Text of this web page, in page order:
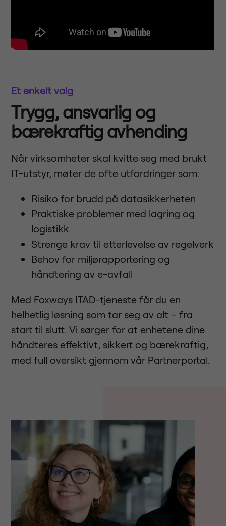
Et enkelt valg
Trygg, ansvarlig og
bærekraftig avhending
Når virksomheter skal kvitte seg med brukt
IT-utstyr, møter de ofte utfordringer som:
Risiko for brudd på datasikkerheten
Praktiske problemer med lagring og
logistikk
Strenge krav til etterlevelse av regelverk
Behov for miljørapportering og
håndtering av e-avfall
Med Foxways ITAD-tjeneste får du en
helhetlig løsning som tar seg av alt – fra
start til slutt. Vi sørger for at enhetene dine
håndteres effektivt, sikkert og bærekraftig,
med full oversikt gjennom vår Partnerportal.